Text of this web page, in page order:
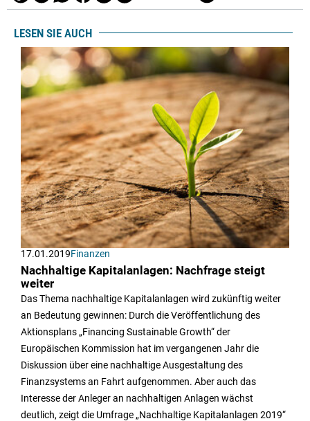
LESEN SIE AUCH
17.01.2019Finanzen
Nachhaltige Kapitalanlagen: Nachfrage steigt
weiter
Das Thema nachhaltige Kapitalanlagen wird zukünftig weiter
an Bedeutung gewinnen: Durch die Veröffentlichung des
Aktionsplans „Financing Sustainable Growth“ der
Europäischen Kommission hat im vergangenen Jahr die
Diskussion über eine nachhaltige Ausgestaltung des
Finanzsystems an Fahrt aufgenommen. Aber auch das
Interesse der Anleger an nachhaltigen Anlagen wächst
deutlich, zeigt die Umfrage „Nachhaltige Kapitalanlagen 2019“